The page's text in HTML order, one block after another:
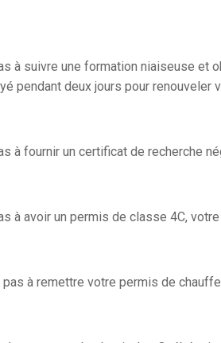
à suivre une formation niaiseuse et
pendant deux jours pour renouveler
à fournir un certificat de recherche
à avoir un permis de classe 4C,
pas à remettre votre permis de